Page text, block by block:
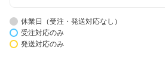
休業日（受注・発送対応なし）
受注対応のみ
発送対応のみ